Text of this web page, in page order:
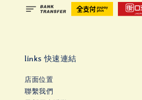
links 快速連結
店面位置
聯繫我們